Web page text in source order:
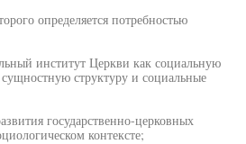
определяется потребностью
институт Церкви как социальную
структуру и социальные
государственно-церковных
контексте;